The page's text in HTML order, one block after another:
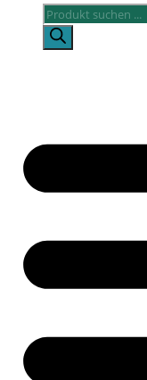
Products
search